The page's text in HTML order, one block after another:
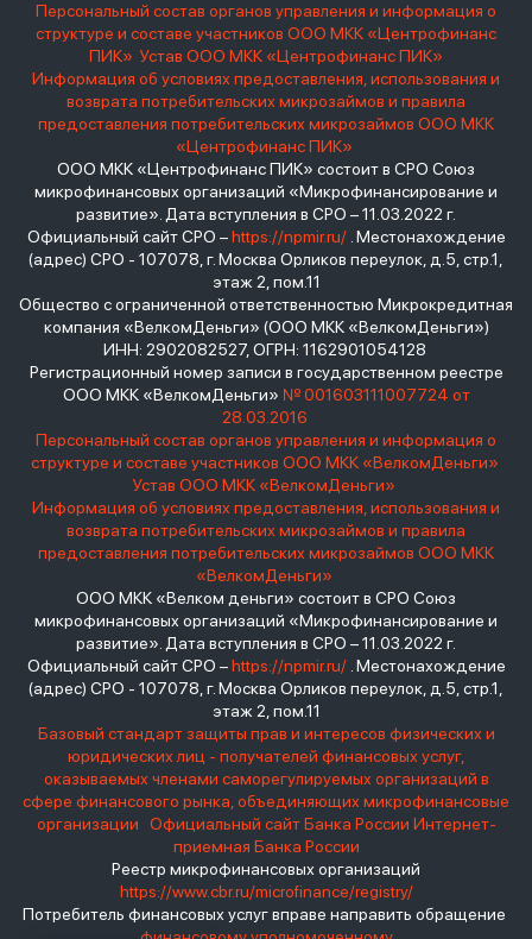
Персональный состав органов управления и информация о
структуре и составе участников ООО МКК «Центрофинанс
ПИК» Устав ООО МКК «Центрофинанс ПИК»
Информация об условиях предоставления, использования и
возврата потребительских микрозаймов и правила
предоставления потребительских микрозаймов ООО МКК
«Центрофинанс ПИК»
ООО МКК «Центрофинанс ПИК» состоит в СРО Союз
микрофинансовых организаций «Микрофинансирование и
развитие». Дата вступления в СРО – 11.03.2022 г.
Официальный сайт СРО –https://npmir.ru/. Местонахождение
(адрес) СРО - 107078, г. Москва Орликов переулок, д.5, стр.1,
этаж 2, пом.11
Общество с ограниченной ответственностью Микрокредитная
компания «ВелкомДеньги» (ООО МКК «ВелкомДеньги»)
ИНН: 2902082527, ОГРН: 1162901054128
Регистрационный номер записи в государственном реестре
ООО МКК «ВелкомДеньги» № 001603111007724 от
28.03.2016
Персональный состав органов управления и информация о
структуре и составе участников ООО МКК «ВелкомДеньги»
Устав ООО МКК «ВелкомДеньги»
Информация об условиях предоставления, использования и
возврата потребительских микрозаймов и правила
предоставления потребительских микрозаймов ООО МКК
«ВелкомДеньги»
ООО МКК «Велком деньги» состоит в СРО Союз
микрофинансовых организаций «Микрофинансирование и
развитие». Дата вступления в СРО – 11.03.2022 г.
Официальный сайт СРО –https://npmir.ru/. Местонахождение
(адрес) СРО - 107078, г. Москва Орликов переулок, д.5, стр.1,
этаж 2, пом.11
Базовый стандарт защиты прав и интересов физических и
юридических лиц - получателей финансовых услуг,
оказываемых членами саморегулируемых организаций в
сфере финансового рынка, объединяющих микрофинансовые
организации
Официальный сайт Банка России Интернет-
приемная Банка России
Реестр микрофинансовых организаций
https://www.cbr.ru/microfinance/registry/
Потребитель финансовых услуг вправе направить обращение